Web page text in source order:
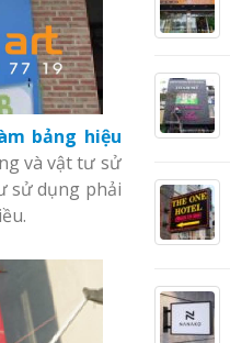
bảng hiệu
và vật tư sử
sử dụng phải
rẻ
Hiệu
Tầm
Vẫy Giá Rẻ
Pháp Hiệu
Quảng Cáo
Rẻ